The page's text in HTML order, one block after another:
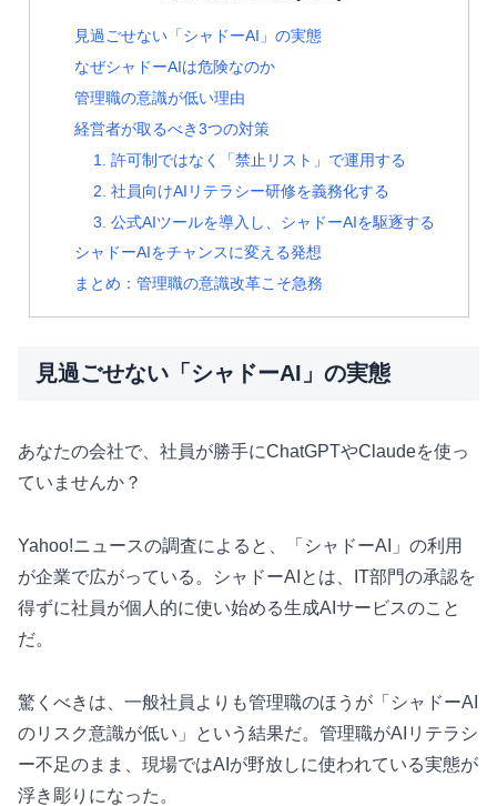
見過ごせない「シャドーAI」の実態
なぜシャドーAIは危険なのか
管理職の意識が低い理由
経営者が取るべき3つの対策
1. 許可制ではなく「禁止リスト」で運用する
2. 社員向けAIリテラシー研修を義務化する
3. 公式AIツールを導入し、シャドーAIを駆逐する
シャドーAIをチャンスに変える発想
まとめ：管理職の意識改革こそ急務
見過ごせない「シャドーAI」の実態
あなたの会社で、社員が勝手にChatGPTやClaudeを使っ
ていませんか？
Yahoo!ニュースの調査によると、「シャドーAI」の利用
が企業で広がっている。シャドーAIとは、IT部門の承認を
得ずに社員が個人的に使い始める生成AIサービスのこと
だ。
驚くべきは、一般社員よりも管理職のほうが「シャドーAI
のリスク意識が低い」という結果だ。管理職がAIリテラシ
ー不足のまま、現場ではAIが野放しに使われている実態が
浮き彫りになった。